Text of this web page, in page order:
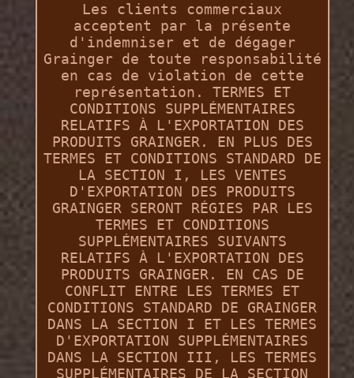
Les clients commerciaux
acceptent par la présente
d'indemniser et de dégager
Grainger de toute responsabilité
en cas de violation de cette
représentation. TERMES ET
CONDITIONS SUPPLÉMENTAIRES
RELATIFS À L'EXPORTATION DES
PRODUITS GRAINGER. EN PLUS DES
TERMES ET CONDITIONS STANDARD DE
LA SECTION I, LES VENTES
D'EXPORTATION DES PRODUITS
GRAINGER SERONT RÉGIES PAR LES
TERMES ET CONDITIONS
SUPPLÉMENTAIRES SUIVANTS
RELATIFS À L'EXPORTATION DES
PRODUITS GRAINGER. EN CAS DE
CONFLIT ENTRE LES TERMES ET
CONDITIONS STANDARD DE GRAINGER
DANS LA SECTION I ET LES TERMES
D'EXPORTATION SUPPLÉMENTAIRES
DANS LA SECTION III, LES TERMES
SUPPLÉMENTAIRES DE LA SECTION